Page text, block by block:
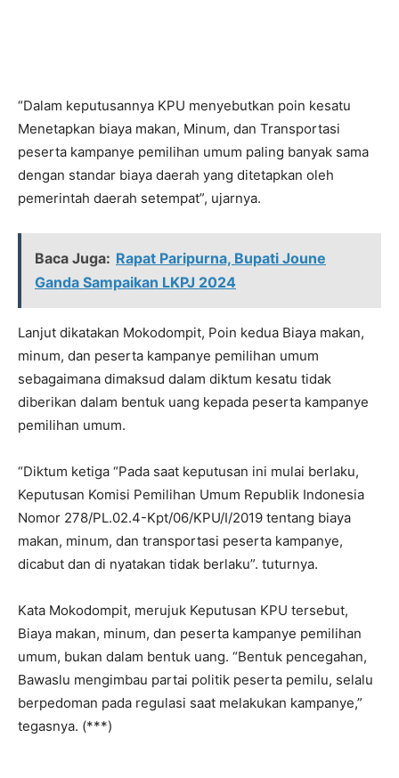
“Dalam keputusannya KPU menyebutkan poin kesatu
Menetapkan biaya makan, Minum, dan Transportasi
peserta kampanye pemilihan umum paling banyak sama
dengan standar biaya daerah yang ditetapkan oleh
pemerintah daerah setempat”, ujarnya.
Baca Juga: Rapat Paripurna, Bupati Joune
Ganda Sampaikan LKPJ 2024
Lanjut dikatakan Mokodompit, Poin kedua Biaya makan,
minum, dan peserta kampanye pemilihan umum
sebagaimana dimaksud dalam diktum kesatu tidak
diberikan dalam bentuk uang kepada peserta kampanye
pemilihan umum.
“Diktum ketiga “Pada saat keputusan ini mulai berlaku,
Keputusan Komisi Pemilihan Umum Republik Indonesia
Nomor 278/PL.02.4-Kpt/06/KPU/I/2019 tentang biaya
makan, minum, dan transportasi peserta kampanye,
dicabut dan di nyatakan tidak berlaku”. tuturnya.
Kata Mokodompit, merujuk Keputusan KPU tersebut,
Biaya makan, minum, dan peserta kampanye pemilihan
umum, bukan dalam bentuk uang. “Bentuk pencegahan,
Bawaslu mengimbau partai politik peserta pemilu, selalu
berpedoman pada regulasi saat melakukan kampanye,”
tegasnya. (***)